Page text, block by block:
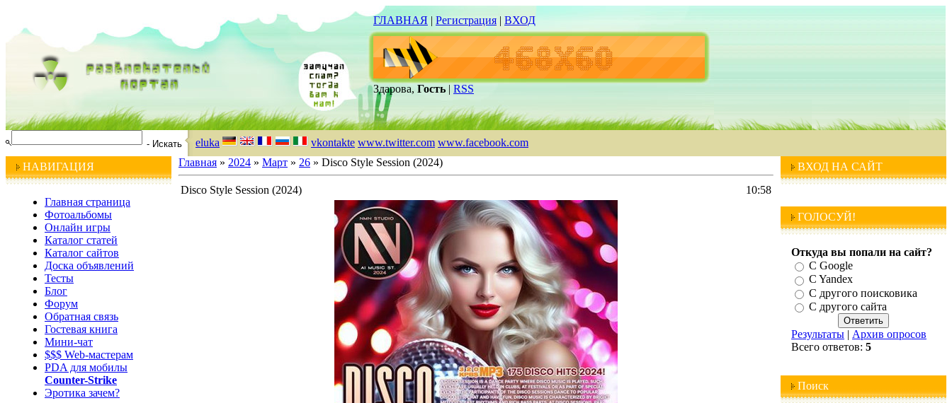
ГЛАВНАЯ | Регистрация | ВХОД
Здарова, Гость | RSS
eluka vkontakte www.twitter.com www.facebook.com
НАВИГАЦИЯ
Главная страница
Фотоальбомы
Онлайн игры
Каталог статей
Каталог сайтов
Доска объявлений
Тесты
Блог
Форум
Обратная связь
Гостевая книга
Мини-чат
$$$ Web-мастерам
PDA для мобилы
Counter-Strike
Эротика зачем?
Главная » 2024 » Март » 26 » Disco Style Session (2024)
Disco Style Session (2024) 10:58
ВХОД НА САЙТ
ГОЛОСУЙ!
Откуда вы попали на сайт?
С Google
C Yandex
C другого поисковика
С другого сайта
Результаты | Архив опросов
Всего ответов: 5
Поиск